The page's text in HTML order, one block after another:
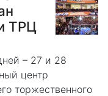
ТРЦ
– 27 и 28
центр
торжественного